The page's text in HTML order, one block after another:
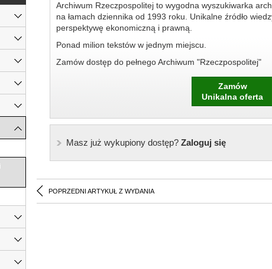
Archiwum Rzeczpospolitej to wygodna wyszukiwarka
na łamach dziennika od 1993 roku. Unikalne źródło
perspektywę ekonomiczną i prawną.
Ponad milion tekstów w jednym miejscu.
Zamów dostęp do pełnego Archiwum "Rzeczpospolitej"
Zamów
Unikalna oferta
Masz już wykupiony dostęp?Zaloguj się
POPRZEDNI ARTYKUŁ Z WYDANIA